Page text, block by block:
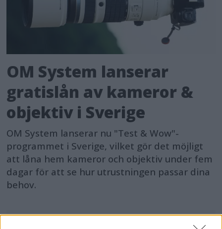
OM System lanserar
gratislån av kameror &
objektiv i Sverige
OM System lanserar nu "Test & Wow"-
programmet i Sverige, vilket gör det möjligt
att låna hem kameror och objektiv under fem
dagar för att se hur utrustningen passar dina
behov.